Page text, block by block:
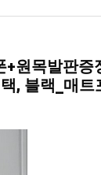
원목발판
, 블랙_매